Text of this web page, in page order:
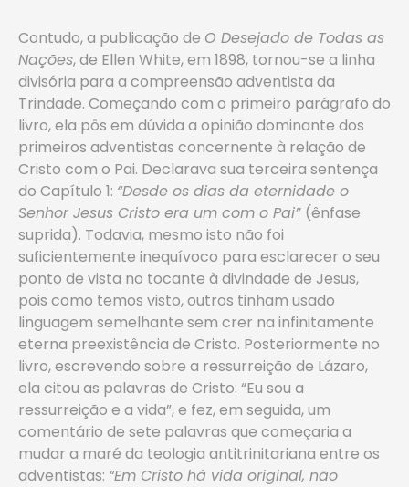
Contudo, a publicação de O Desejado de Todas as
Nações, de Ellen White, em 1898, tornou-se a linha
divisória para a compreensão adventista da
Trindade. Começando com o primeiro parágrafo do
livro, ela pôs em dúvida a opinião dominante dos
primeiros adventistas concernente à relação de
Cristo com o Pai. Declarava sua terceira sentença
do Capítulo 1: “Desde os dias da eternidade o
Senhor Jesus Cristo era um com o Pai” (ênfase
suprida). Todavia, mesmo isto não foi
suficientemente inequívoco para esclarecer o seu
ponto de vista no tocante à divindade de Jesus,
pois como temos visto, outros tinham usado
linguagem semelhante sem crer na infinitamente
eterna preexistência de Cristo. Posteriormente no
livro, escrevendo sobre a ressurreição de Lázaro,
ela citou as palavras de Cristo: “Eu sou a
ressurreição e a vida”, e fez, em seguida, um
comentário de sete palavras que começaria a
mudar a maré da teologia antitrinitariana entre os
adventistas: “Em Cristo há vida original, não